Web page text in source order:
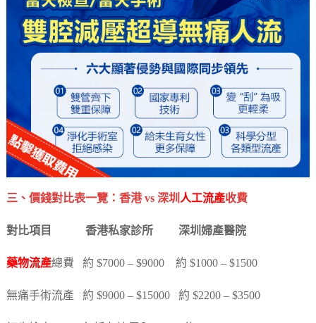
三、價錢對比表一覽：香港 vs 深圳 人工流產收費
對比項目 香港私家診所 深圳婦產醫院
藥物流產總費 約 $7000 – $9000 約 $1000 – $1500
無痛手術流產 約 $9000 – $15000 約 $2200 – $3500